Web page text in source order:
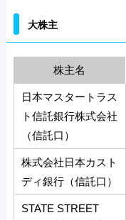
大株主
株主名
日本マスタートラス
ト信託銀行株式会社
（信託口）
株式会社日本カスト
ディ銀行（信託口）
STATE STREET